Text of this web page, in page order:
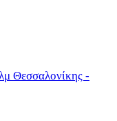
Θεσσαλονίκης -